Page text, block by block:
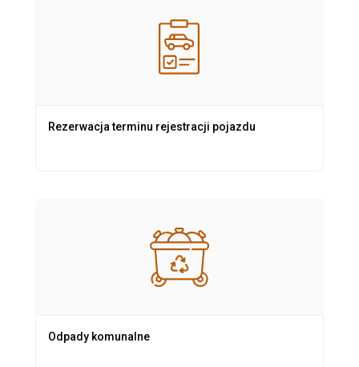
Rezerwacja terminu rejestracji pojazdu
Odpady komunalne